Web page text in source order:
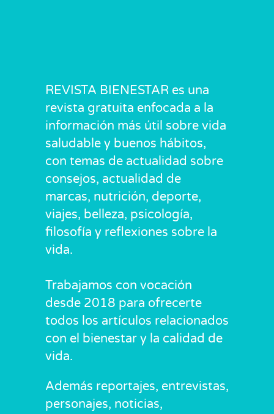
REVISTA BIENESTAR es una
revista gratuita enfocada a la
información más útil sobre vida
saludable y buenos hábitos,
con temas de actualidad sobre
consejos, actualidad de
marcas, nutrición, deporte,
viajes, belleza, psicología,
filosofía y reflexiones sobre la
vida.
Trabajamos con vocación
desde 2018 para ofrecerte
todos los artículos relacionados
con el bienestar y la calidad de
vida.
Además reportajes, entrevistas,
personajes, noticias,